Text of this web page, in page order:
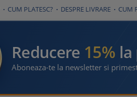
CUM PLATESC? DESPRE LIVRARE CUM
Reducere 15%
Aboneaza-te la newsletter si